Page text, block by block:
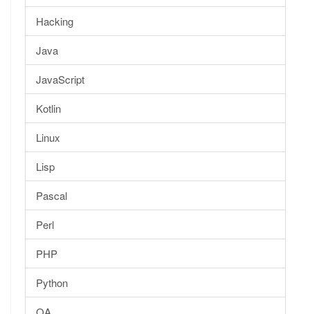
Hacking
Java
JavaScript
Kotlin
Linux
Lisp
Pascal
Perl
PHP
Python